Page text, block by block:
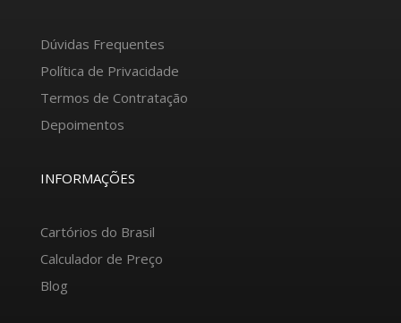
Dúvidas Frequentes
Política de Privacidade
Termos de Contratação
Depoimentos
INFORMAÇÕES
Cartórios do Brasil
Calculador de Preço
Blog